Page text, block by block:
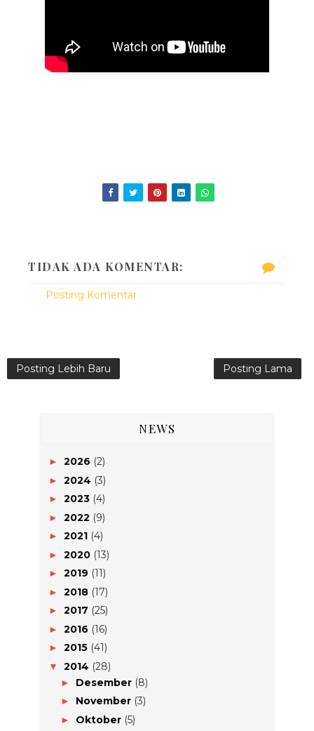
TIDAK ADA KOMENTAR:
Posting Komentar
Posting Lebih Baru Posting Lama
NEWS
► 2026 (2)
► 2024 (3)
► 2023 (4)
► 2022 (9)
► 2021 (4)
► 2020 (13)
► 2019 (11)
► 2018 (17)
► 2017 (25)
► 2016 (16)
► 2015 (41)
▼ 2014 (28)
► Desember (8)
► November (3)
► Oktober (5)